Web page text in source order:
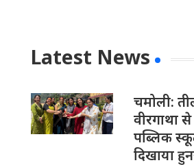
Latest News
चमोली:
वीरगाथा
पब्लिक
दिखाया